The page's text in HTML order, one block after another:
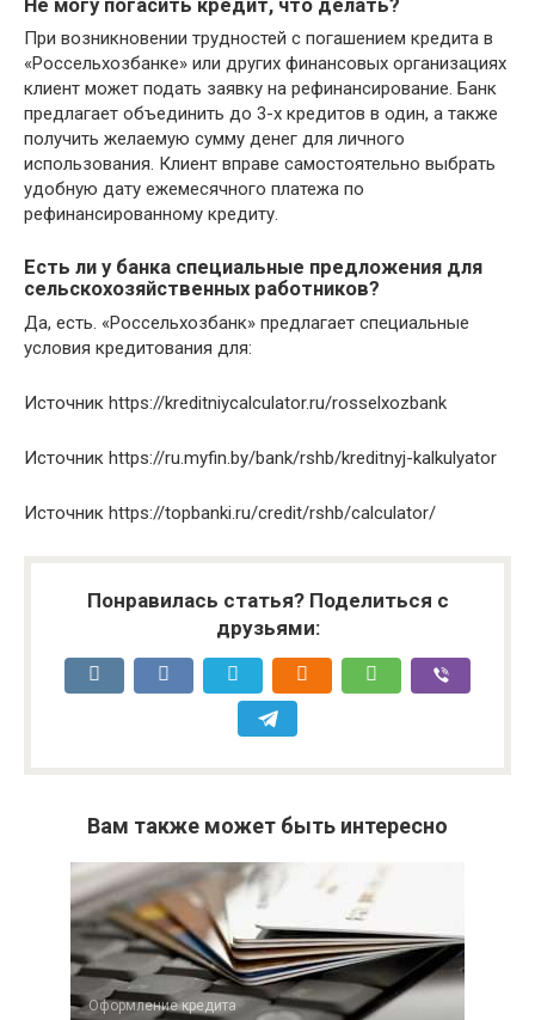
Не могу погасить кредит, что делать?
При возникновении трудностей с погашением кредита в
«Россельхозбанке» или других финансовых организациях
клиент может подать заявку на рефинансирование. Банк
предлагает объединить до 3-х кредитов в один, а также
получить желаемую сумму денег для личного
использования. Клиент вправе самостоятельно выбрать
удобную дату ежемесячного платежа по
рефинансированному кредиту.
Есть ли у банка специальные предложения для
сельскохозяйственных работников?
Да, есть. «Россельхозбанк» предлагает специальные
условия кредитования для:
Источник https://kreditniycalculator.ru/rosselxozbank
Источник https://ru.myfin.by/bank/rshb/kreditnyj-kalkulyator
Источник https://topbanki.ru/credit/rshb/calculator/
Понравилась статья? Поделиться с
друзьями:
Вам также может быть интересно
Оформление кредита